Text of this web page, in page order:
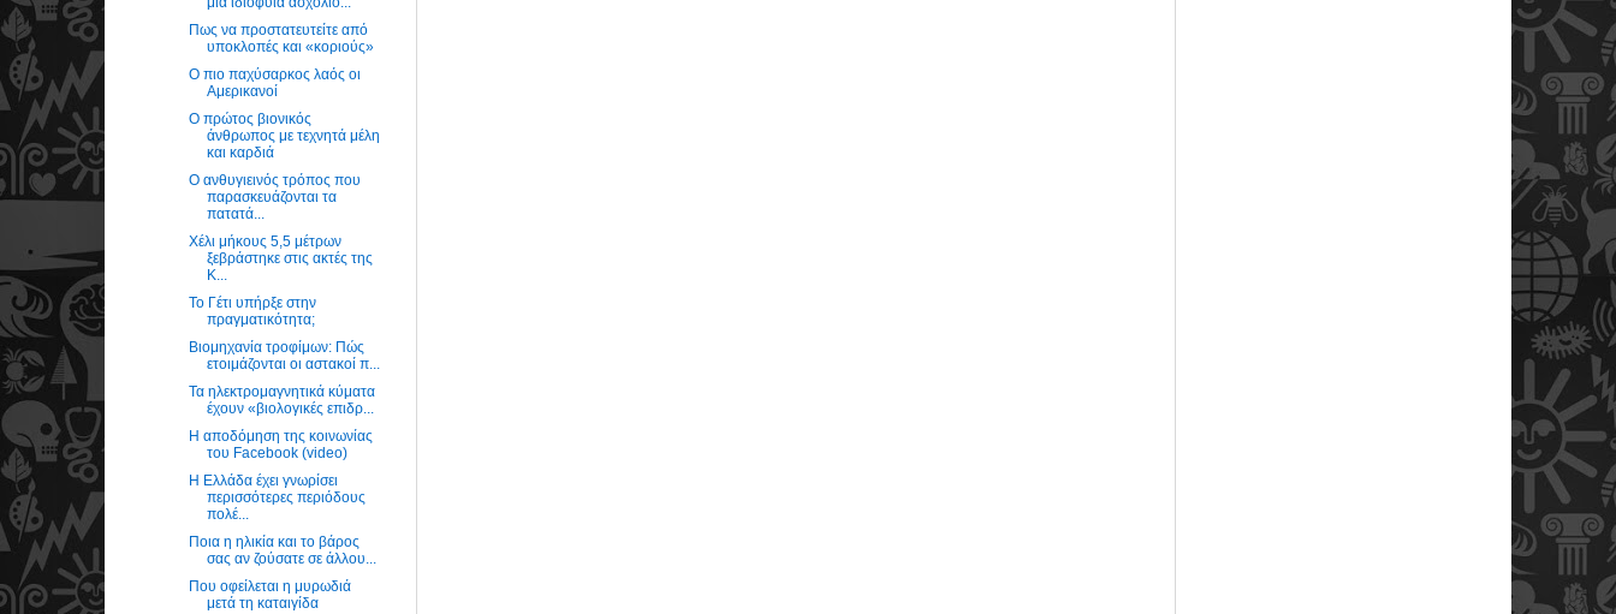
Πως να προστατευτείτε από
υποκλοπές και «κοριούς»
O πιο παχύσαρκος λαός οι
Αμερικανοί
Ο πρώτος βιονικός
άνθρωπος με τεχνητά μέλη
και καρδιά
Ο ανθυγιεινός τρόπος που
παρασκευάζονται τα
πατατά...
Χέλι μήκους 5,5 μέτρων
ξεβράστηκε στις ακτές της
Κ...
Το Γέτι υπήρξε στην
πραγματικότητα;
Βιομηχανία τροφίμων: Πώς
ετοιμάζονται οι αστακοί π...
Τα ηλεκτρομαγνητικά κύματα
έχουν «βιολογικές επιδρ...
Η αποδόμηση της κοινωνίας
του Facebook (video)
H Ελλάδα έχει γνωρίσει
περισσότερες περιόδους
πολέ...
Ποια η ηλικία και το βάρος
σας αν ζούσατε σε άλλου...
Που οφείλεται η μυρωδιά
μετά τη καταιγίδα